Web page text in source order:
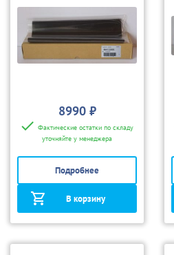
8990 ₽
Фактические остатки по складу
уточняйте у менеджера
Подробнее
В корзину